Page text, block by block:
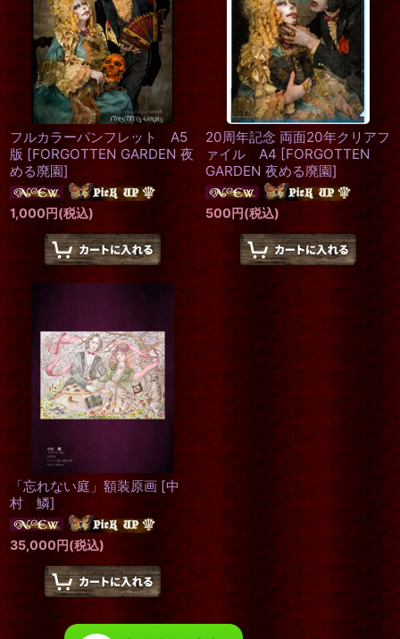
フルカラーパンフレット A5
版 [FORGOTTEN GARDEN 夜
める廃園]
1,000円(税込)
20周年記念 両面20年クリアフ
ァイル A4 [FORGOTTEN
GARDEN 夜める廃園]
500円(税込)
「忘れない庭」額装原画 [中
村 鱗]
35,000円(税込)